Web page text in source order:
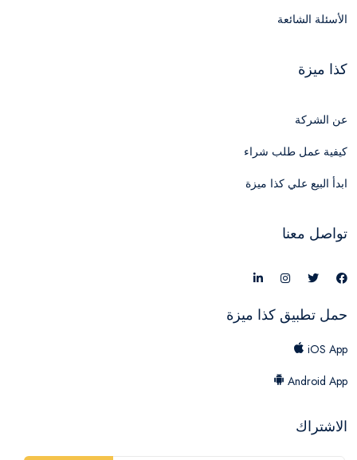
الأسئلة الشائعة
كذا ميزة
عن الشركة
كيفية عمل طلب شراء
ابدأ البيع علي كذا ميزة
تواصل معنا
حمل تطبيق كذا ميزة
iOS App
Android App
الاشتراك